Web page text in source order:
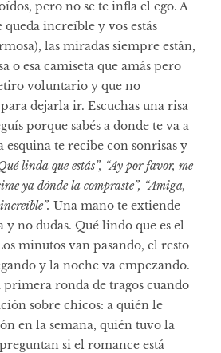
pero no se te infla el ego. A
queda increíble y vos estás
las miradas siempre están,
o esa camiseta que amás pero
voluntario y que no
dejarla ir. Escuchas una risa
porque sabés a donde te va a
esquina te recibe con sonrisas y
linda que estás”, “Ay por favor, me
ya dónde la compraste”, “Amiga,
Una mano te extiende
y no dudas. Qué lindo que es el
minutos van pasando, el resto
y la noche va empezando.
ronda de tragos cuando
sobre chicos: a quién le
en la semana, quién tuvo la
si el romance está